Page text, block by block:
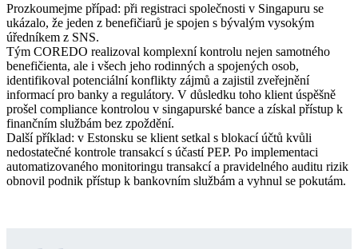
Prozkoumejme případ: při registraci společnosti v Singapuru se
ukázalo, že jeden z benefičiarů je spojen s bývalým vysokým
úředníkem z SNS.
Tým COREDO realizoval komplexní kontrolu nejen samotného
benefičienta, ale i všech jeho rodinných a spojených osob,
identifikoval potenciální konflikty zájmů a zajistil zveřejnění
informací pro banky a regulátory. V důsledku toho klient úspěšně
prošel compliance kontrolou v singapurské bance a získal přístup k
finančním službám bez zpoždění.
Další příklad: v Estonsku se klient setkal s blokací účtů kvůli
nedostatečné kontrole transakcí s účastí PEP. Po implementaci
automatizovaného monitoringu transakcí a pravidelného auditu rizik
obnovil podnik přístup k bankovním službám a vyhnul se pokutám.